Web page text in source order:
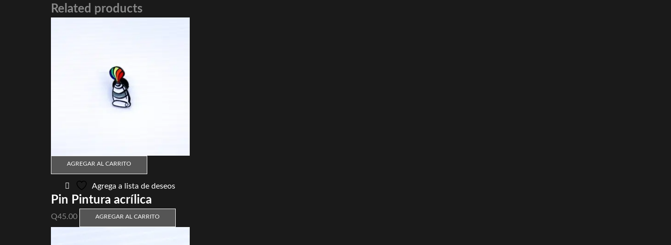
Related products
AGREGAR AL CARRITO
Agrega a lista de deseos
Pin Pintura acrílica
Q45.00 AGREGAR AL CARRITO